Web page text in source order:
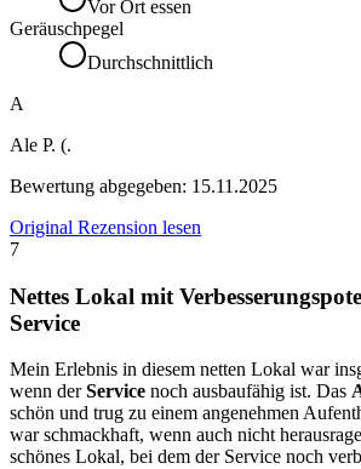
Vor Ort essen
Geräuschpegel
Durchschnittlich
A
Ale P. (.
Bewertung abgegeben: 15.11.2025
Original Rezension lesen
7
Nettes Lokal mit
Service
Mein Erlebnis in diesem netten Lokal war
wenn derService noch ausbaufähig ist. Das
schön und trug zu einem angenehmen
war schmackhaft, wenn auch nicht
schönes Lokal, bei dem der Service noch